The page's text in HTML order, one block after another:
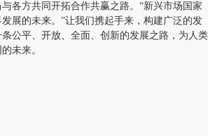
各方共同开拓合作共赢之路。“新兴市场国家
展的未来。”让我们携起手来，构建广泛的发
公平、开放、全面、创新的发展之路，为人类
未来。